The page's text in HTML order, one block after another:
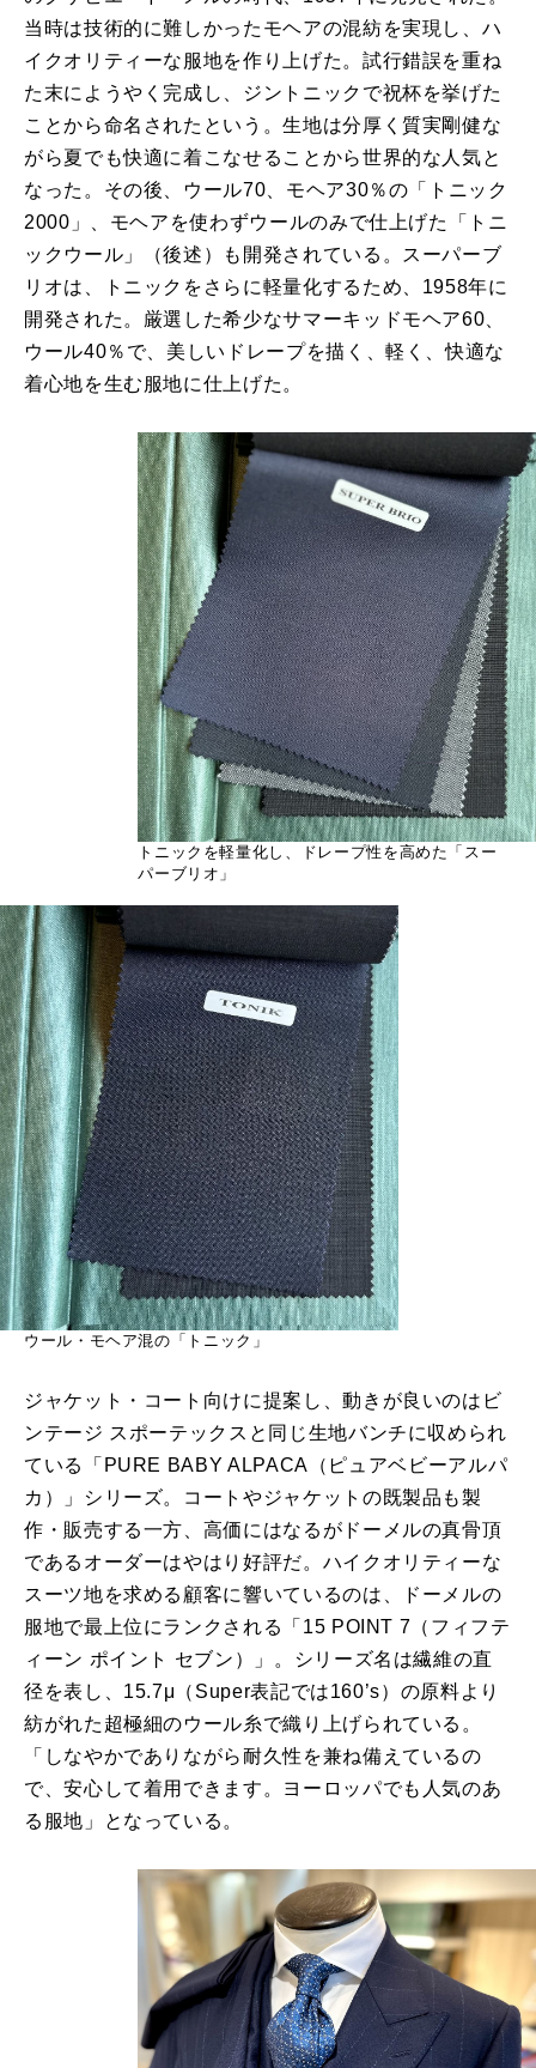
当時は技術的に難しかったモヘアの混紡を実現し、ハ
イクオリティーな服地を作り上げた。試行錯誤を重ね
た末にようやく完成し、ジントニックで祝杯を挙げた
ことから命名されたという。生地は分厚く質実剛健な
がら夏でも快適に着こなせることから世界的な人気と
なった。その後、ウール70、モヘア30％の「トニック
2000」、モヘアを使わずウールのみで仕上げた「トニ
ックウール」（後述）も開発されている。スーパーブ
リオは、トニックをさらに軽量化するため、1958年に
開発された。厳選した希少なサマーキッドモヘア60、
ウール40％で、美しいドレープを描く、軽く、快適な
着心地を生む服地に仕上げた。
トニックを軽量化し、ドレープ性を高めた「スー
パーブリオ」
ウール・モヘア混の「トニック」
ジャケット・コート向けに提案し、動きが良いのはビ
ンテージ スポーテックスと同じ生地バンチに収められ
ている「PURE BABY ALPACA（ピュアベビーアルパ
カ）」シリーズ。コートやジャケットの既製品も製
作・販売する一方、高価にはなるがドーメルの真骨頂
であるオーダーはやはり好評だ。ハイクオリティーな
スーツ地を求める顧客に響いているのは、ドーメルの
服地で最上位にランクされる「15 POINT 7（フィフテ
ィーン ポイント セブン）」。シリーズ名は繊維の直
径を表し、15.7μ（Super表記では160’s）の原料より
紡がれた超極細のウール糸で織り上げられている。
「しなやかでありながら耐久性を兼ね備えているの
で、安心して着用できます。ヨーロッパでも人気のあ
る服地」となっている。